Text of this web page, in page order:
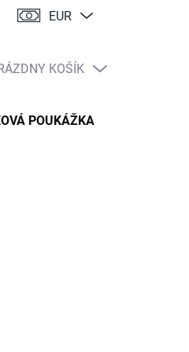
EUR
NÁKUPNÝ
KOŠÍK
POUKÁŽKA